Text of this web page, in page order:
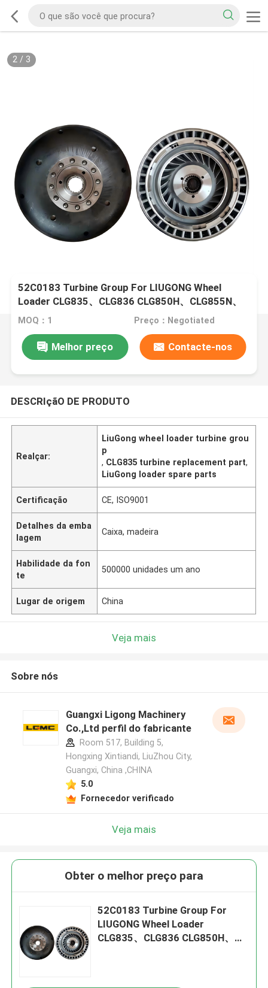
2/ 3
52C0183 Turbine Group For LIUGONG Wheel
Loader CLG835、CLG836 CLG850H、CLG855N、
CLG856 CLG870H
MOQ：1 Preço：Negotiated
Melhor preço Contacte-nos
DESCRIçãO DE PRODUTO
Realçar:
LiuGong wheel loader turbine grou
p
, CLG835 turbine replacement part,
LiuGong loader spare parts
Certificação CE, ISO9001
Detalhes da emba
lagem
Caixa, madeira
Habilidade da fon
te
500000 unidades um ano
Lugar de origem China
Veja mais
Sobre nós
Guangxi Ligong Machinery
Co.,Ltd perfil do fabricante
Room 517, Building 5,
Hongxing Xintiandi, LiuZhou City,
Guangxi, China ,CHINA
5.0
Fornecedor verificado
Veja mais
Obter o melhor preço para
52C0183 Turbine Group For
LIUGONG Wheel Loader
CLG835、CLG836 CLG850H、